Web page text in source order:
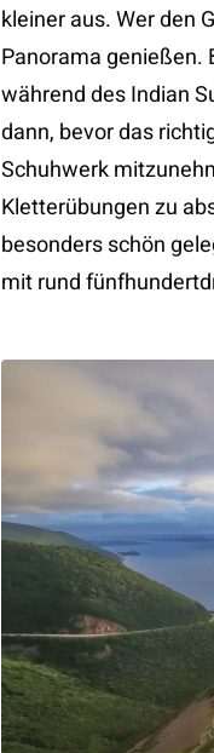
kleiner aus. Wer den
Panorama genießen.
während des Indian
dann, bevor das
Schuhwerk
Kletterübungen zu
besonders schön
mit rund